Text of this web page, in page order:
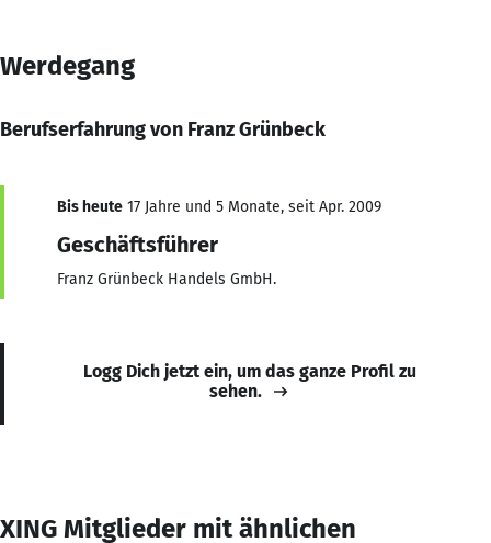
Werdegang
Berufserfahrung von Franz Grünbeck
Bis heute 17 Jahre und 5 Monate, seit Apr. 2009
Geschäftsführer
Franz Grünbeck Handels GmbH.
Logg Dich jetzt ein, um das ganze Profil zu
sehen.
XING Mitglieder mit ähnlichen